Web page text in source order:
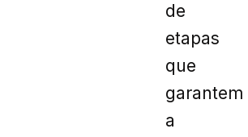
de
etapas
que
garantem
a